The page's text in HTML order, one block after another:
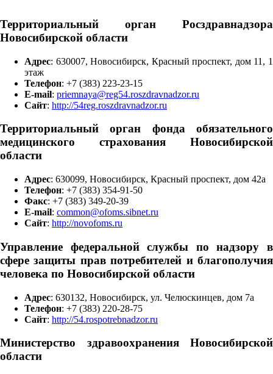
Территориальный орган Росздравнадзора
Новосибирской области
Адрес: 630007, Новосибирск, Красный проспект, дом 11, 1
этаж
Телефон: +7 (383) 223-23-15
E-mail: priemnaya@reg54.roszdravnadzor.ru
Сайт: http://54reg.roszdravnadzor.ru
Территориальный орган фонда обязательного
медицинского страхования Новосибирской
области
Адрес: 630099, Новосибирск, Красный проспект, дом 42а
Телефон: +7 (383) 354-91-50
Факс: +7 (383) 349-20-39
E-mail: common@ofoms.sibnet.ru
Сайт: http://novofoms.ru
Управление федеральной службы по надзору в
сфере защиты прав потребителей и благополучия
человека по Новосибирской области
Адрес: 630132, Новосибирск, ул. Челюскинцев, дом 7а
Телефон: +7 (383) 220-28-75
Сайт: http://54.rospotrebnadzor.ru
Министерство здравоохранения Новосибирской
области